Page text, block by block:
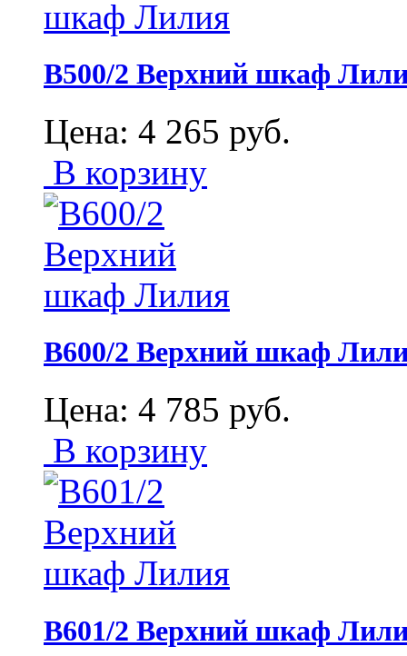
В500/2 Верхний шкаф
Цена: 4 265 руб.
В корзину
В600/2 Верхний шкаф
Цена: 4 785 руб.
В корзину
В601/2 Верхний шкаф